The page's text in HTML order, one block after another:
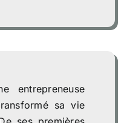
entrepreneuse
sa vie